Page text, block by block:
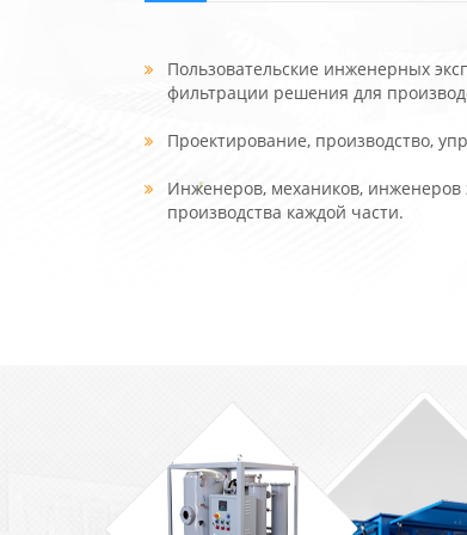
Пользовательские инженерных
фильтрации решения для
Проектирование, производство,
Инженеров, механиков, инженеров
производства каждой части.